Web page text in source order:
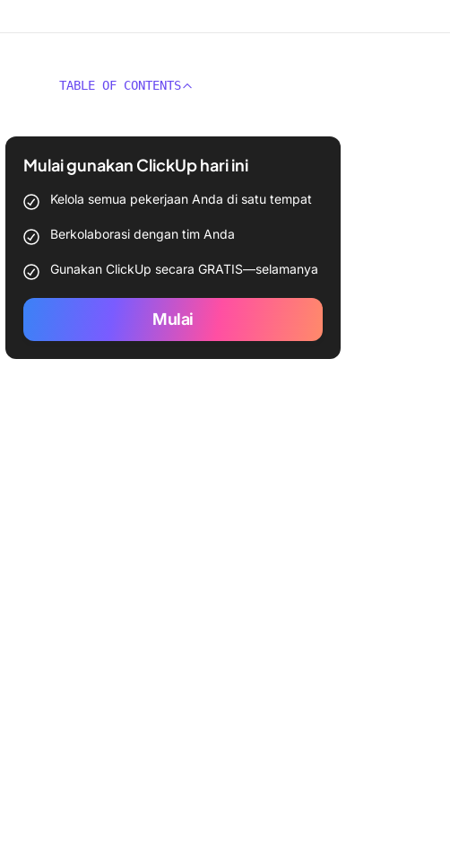
TABLE OF CONTENTS
Mulai gunakan ClickUp hari ini
Kelola semua pekerjaan Anda di satu tempat
Berkolaborasi dengan tim Anda
Gunakan ClickUp secara GRATIS—selamanya
Mulai